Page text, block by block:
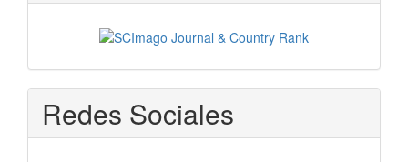
Redes Sociales